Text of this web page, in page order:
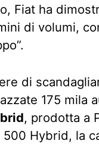
Fiat ha
di volumi,
di
175 mila
, prodotta a
Hybrid, la